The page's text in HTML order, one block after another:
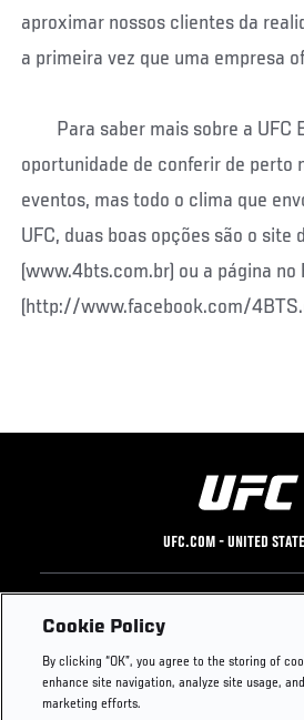
aproximar nossos clientes da
a primeira vez que uma empresa
Para saber mais sobre a UFC
oportunidade de conferir de perto
eventos, mas todo o clima que
UFC, duas boas opções são o site
(www.4bts.com.br) ou a página no
(http://www.facebook.com/
UFC.COM - UNITED
Footer
UFC
UFC Foundation
UFC Careers
Instagram
Cookie Policy
By clicking “OK”, you agree to the storing of
enhance site navigation, analyze site usage,
marketing efforts.